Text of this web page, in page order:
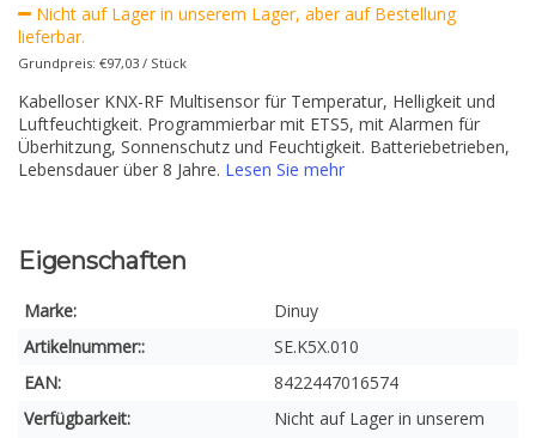
Nicht auf Lager in unserem Lager, aber auf Bestellung
lieferbar.
Grundpreis: €97,03 / Stück
Kabelloser KNX-RF Multisensor für Temperatur, Helligkeit und
Luftfeuchtigkeit. Programmierbar mit ETS5, mit Alarmen für
Überhitzung, Sonnenschutz und Feuchtigkeit. Batteriebetrieben,
Lebensdauer über 8 Jahre. Lesen Sie mehr
Eigenschaften
Marke:
Dinuy
Artikelnummer::
SE.K5X.010
EAN:
8422447016574
Verfügbarkeit:
Nicht auf Lager in unserem